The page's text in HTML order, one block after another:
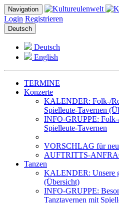
Navigation
Login Registrieren
Deutsch
Deutsch
English
TERMINE
Konzerte
KALENDER: Folk-/
Spielleute-Tavernen
INFO-GRUPPE:
Spielleute-Tavernen
VORSCHLAG für
AUFTRITTS-
Tanzen
KALENDER: Unsere
(Übersicht)
INFO-GRUPPE:
Tanztavernen mit